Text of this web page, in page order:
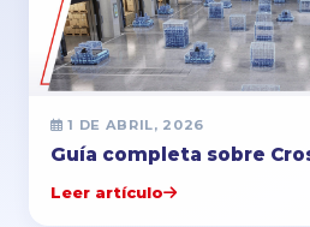
1 DE ABRIL, 2026
Guía completa sobre
Leer artículo